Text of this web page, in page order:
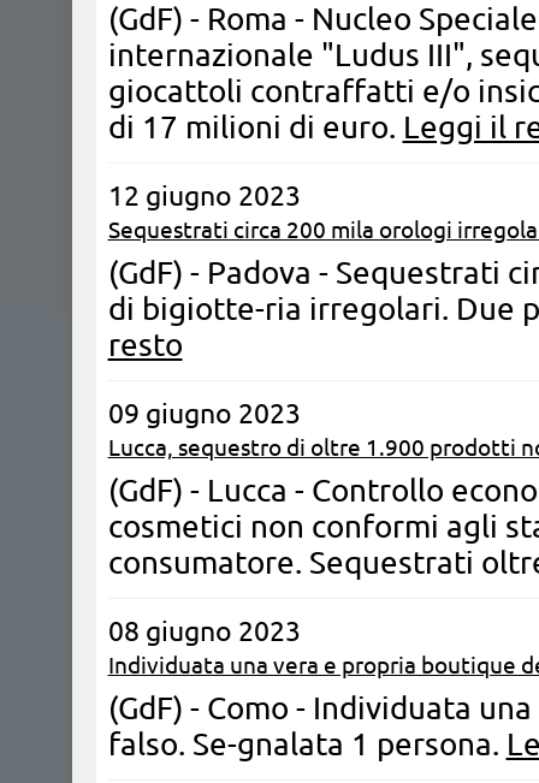
(GdF) - Roma - Nucleo
internazionale "Ludus III",
giocattoli contraffatti e/o
di 17 milioni di euro. Leggi il
12 giugno 2023
Sequestrati circa 200 mila orologi
(GdF) - Padova - Sequestrati
di bigiotte-ria irregolari. Due
resto
09 giugno 2023
Lucca, sequestro di oltre 1.900 prodotti
(GdF) - Lucca - Controllo
cosmetici non conformi agli
consumatore. Sequestrati
08 giugno 2023
Individuata una vera e propria boutique
(GdF) - Como - Individuata
falso. Se-gnalata 1 persona.